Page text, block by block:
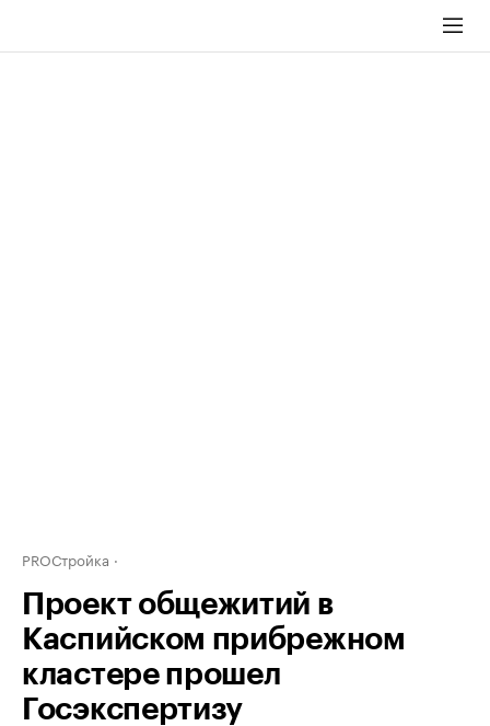
PROСтройка
Проект общежитий в
Каспийском прибрежном
кластере прошел
Госэкспертизу